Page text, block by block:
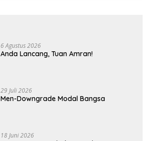
6 Agustus 2026
Anda Lancang, Tuan Amran!
29 Juli 2026
Men-Downgrade Modal Bangsa
18 Juni 2026